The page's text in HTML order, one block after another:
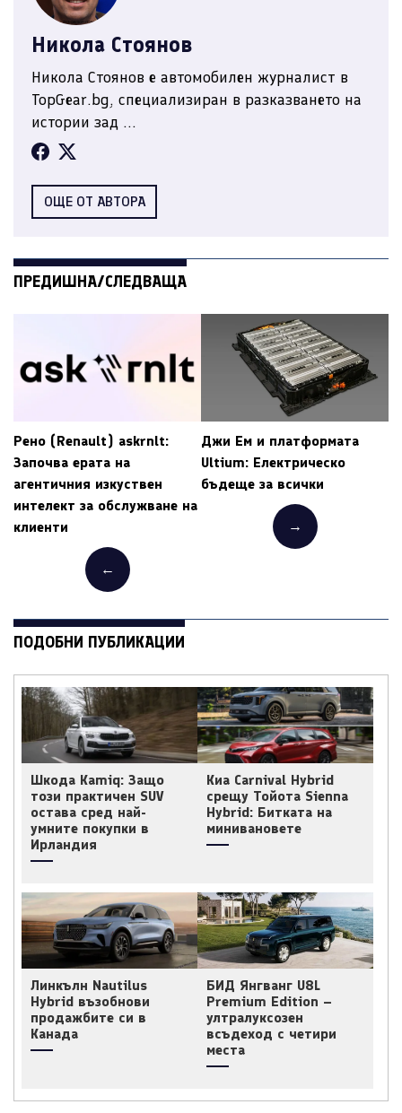
Никола Стоянов
Никола Стоянов е автомобилен журналист в
TopGear.bg, специализиран в разказването на
истории зад ...
ОЩЕ ОТ АВТОРА
ПРЕДИШНА/СЛЕДВАЩА
Рено (Renault) askrnlt:
Започва ерата на
агентичния изкуствен
интелект за обслужване на
клиенти
←
Джи Ем и платформата
Ultium: Електрическо
бъдеще за всички
→
ПОДОБНИ ПУБЛИКАЦИИ
Шкода Kamiq: Защо
този практичен SUV
остава сред най-
умните покупки в
Ирландия
Киа Carnival Hybrid
срещу Тойота Sienna
Hybrid: Битката на
минивановете
Линкълн Nautilus
Hybrid възобнови
продажбите си в
Канада
БИД Янгванг U8L
Premium Edition –
ултралуксозен
всъдеход с четири
места